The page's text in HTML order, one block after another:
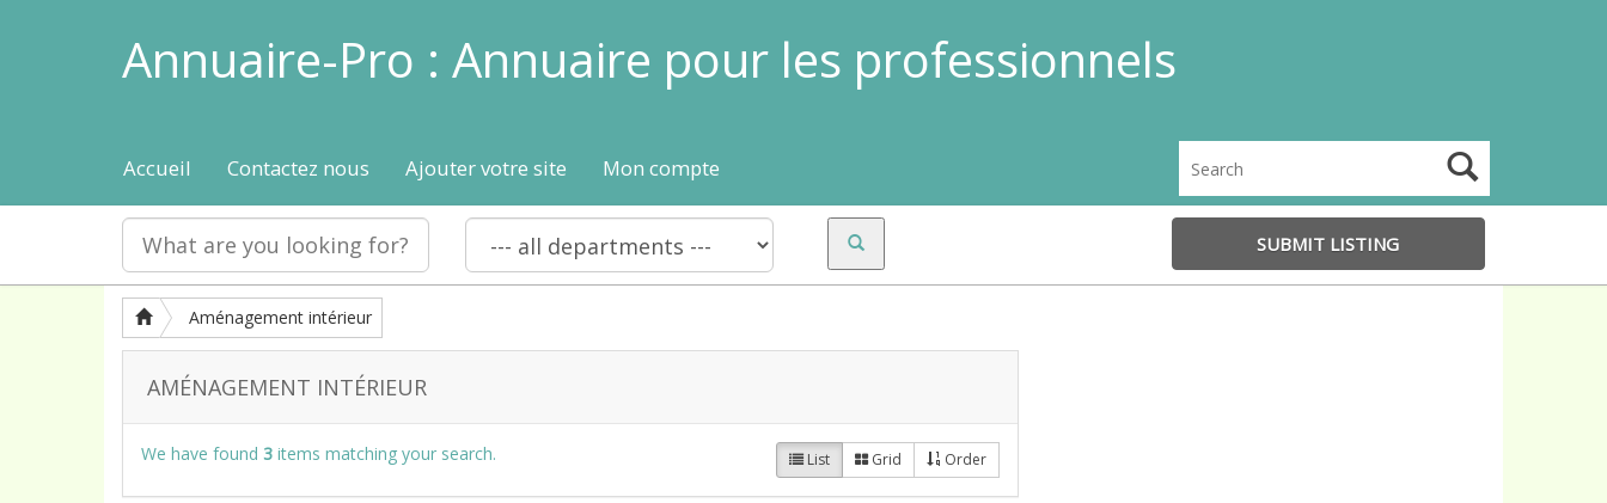
Annuaire-Pro : Annuaire pour les professionnels
Accueil Contactez nous Ajouter votre site Mon compte
SUBMIT LISTING
Aménagement intérieur
AMÉNAGEMENT INTÉRIEUR
List Grid Order
We have found 3 items matching your search.